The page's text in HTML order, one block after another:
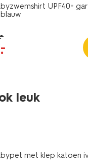
UPF40+
.–
.
–
leuk
met klep katoen